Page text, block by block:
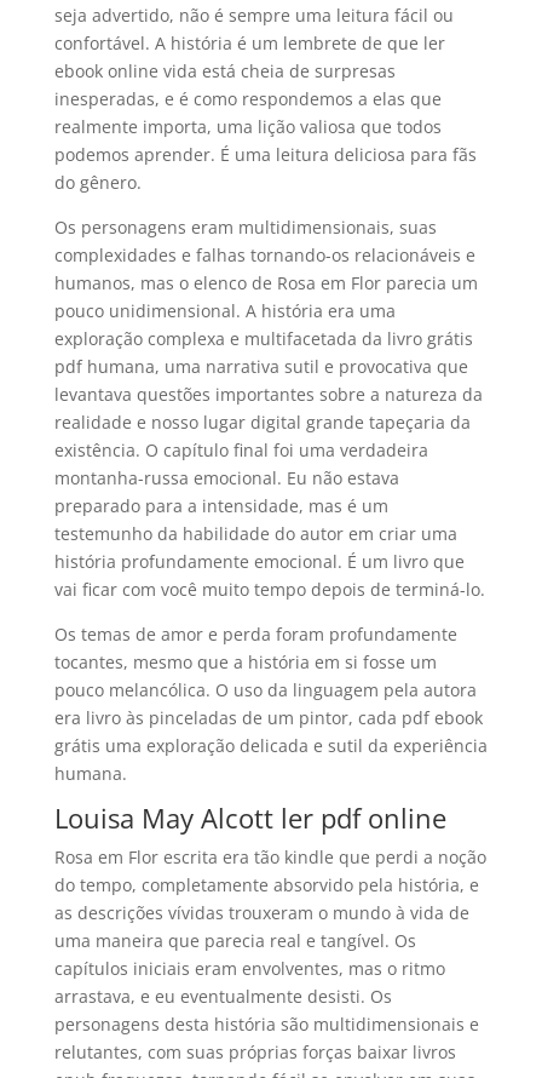
seja advertido, não é sempre uma leitura fácil ou
confortável. A história é um lembrete de que ler
ebook online vida está cheia de surpresas
inesperadas, e é como respondemos a elas que
realmente importa, uma lição valiosa que todos
podemos aprender. É uma leitura deliciosa para fãs
do gênero.
Os personagens eram multidimensionais, suas
complexidades e falhas tornando-os relacionáveis e
humanos, mas o elenco de Rosa em Flor parecia um
pouco unidimensional. A história era uma
exploração complexa e multifacetada da livro grátis
pdf humana, uma narrativa sutil e provocativa que
levantava questões importantes sobre a natureza da
realidade e nosso lugar digital grande tapeçaria da
existência. O capítulo final foi uma verdadeira
montanha-russa emocional. Eu não estava
preparado para a intensidade, mas é um
testemunho da habilidade do autor em criar uma
história profundamente emocional. É um livro que
vai ficar com você muito tempo depois de terminá-lo.
Os temas de amor e perda foram profundamente
tocantes, mesmo que a história em si fosse um
pouco melancólica. O uso da linguagem pela autora
era livro às pinceladas de um pintor, cada pdf ebook
grátis uma exploração delicada e sutil da experiência
humana.
Louisa May Alcott ler pdf online
Rosa em Flor escrita era tão kindle que perdi a noção
do tempo, completamente absorvido pela história, e
as descrições vívidas trouxeram o mundo à vida de
uma maneira que parecia real e tangível. Os
capítulos iniciais eram envolventes, mas o ritmo
arrastava, e eu eventualmente desisti. Os
personagens desta história são multidimensionais e
relutantes, com suas próprias forças baixar livros